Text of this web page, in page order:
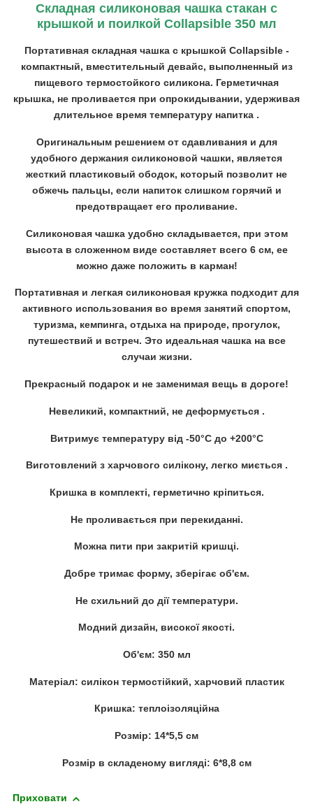
Складная силиконовая чашка стакан с
крышкой и поилкой Collapsible 350 мл
Портативная складная чашка с крышкой Collapsible -
компактный, вместительный девайс, выполненный из
пищевого термостойкого силикона. Герметичная
крышка, не проливается при опрокидывании, удерживая
длительное время температуру напитка .
Оригинальным решением от сдавливания и для
удобного держания силиконовой чашки, является
жесткий пластиковый ободок, который позволит не
обжечь пальцы, если напиток слишком горячий и
предотвращает его проливание.
Силиконовая чашка удобно складывается, при этом
высота в сложенном виде составляет всего 6 см, ее
можно даже положить в карман!
Портативная и легкая силиконовая кружка подходит для
активного использования во время занятий спортом,
туризма, кемпинга, отдыха на природе, прогулок,
путешествий и встреч. Это идеальная чашка на все
случаи жизни.
Прекрасный подарок и не заменимая вещь в дороге!
Невеликий, компактний, не деформується .
Витримує температуру від -50°C до +200°C
Виготовлений з харчового силікону, легко миється .
Кришка в комплекті, герметично кріпиться.
Не проливається при перекиданні.
Можна пити при закритій кришці.
Добре тримає форму, зберігає об'єм.
Не схильний до дії температури.
Модний дизайн, високої якості.
Об'єм: 350 мл
Матеріал: силікон термостійкий, харчовий пластик
Кришка: теплоізоляційна
Розмір: 14*5,5 см
Розмір в складеному вигляді: 6*8,8 см
Приховати